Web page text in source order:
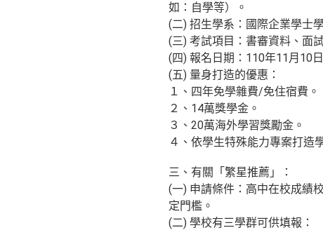
如：自學等）。
(二) 招生學系：國際企業學士
(三) 考試項目：書審資料、面
(四) 報名日期：110年11月10
(五) 量身打造的優惠：
１、四年免學雜費/免住宿費。
２、14萬獎學金。
３、20萬海外學習獎勵金。
４、依學生特殊能力專案打造
三、有關「繁星推薦」：
(一) 申請條件：高中在校成績
定門檻。
(二) 學校有三學群可供填報：